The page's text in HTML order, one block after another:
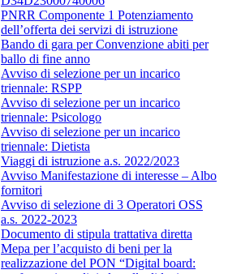
PNRR Componente 1 Potenziamento
dell’offerta dei servizi di istruzione
Bando di gara per Convenzione abiti per
ballo di fine anno
Avviso di selezione per un incarico
triennale: RSPP
Avviso di selezione per un incarico
triennale: Psicologo
Avviso di selezione per un incarico
triennale: Dietista
Viaggi di istruzione a.s. 2022/2023
Avviso Manifestazione di interesse – Albo
fornitori
Avviso di selezione di 3 Operatori OSS
a.s. 2022-2023
Documento di stipula trattativa diretta
Mepa per l’acquisto di beni per la
realizzazione del PON “Digital board: